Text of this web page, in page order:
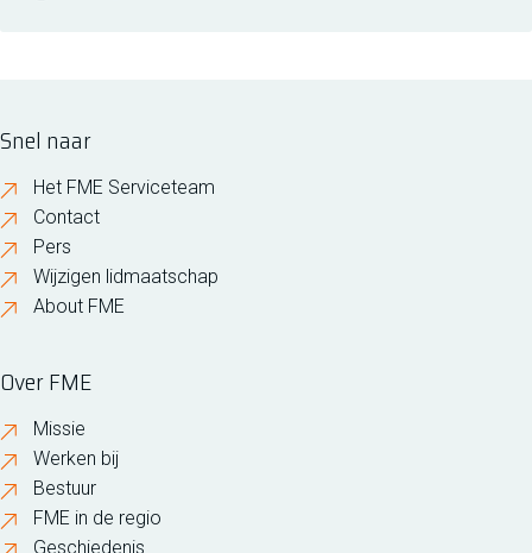
Snel naar
Het FME Serviceteam
Contact
Pers
Wijzigen lidmaatschap
About FME
Over FME
Missie
Werken bij
Bestuur
FME in de regio
Geschiedenis